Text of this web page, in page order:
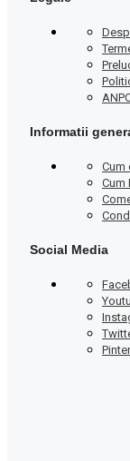
Informatii
Cum
Cum
Social Media